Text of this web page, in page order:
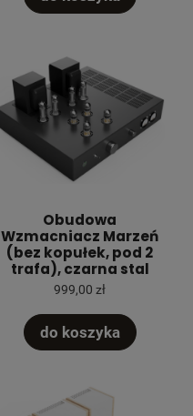
Obudowa
Wzmacniacz Marzeń
(bez kopułek, pod 2
trafa), czarna stal
999,00 zł
do koszyka